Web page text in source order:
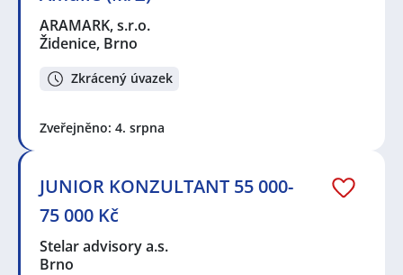
ARAMARK, s.r.o.
Židenice, Brno
Zkrácený úvazek
Zveřejněno: 4. srpna
JUNIOR KONZULTANT 55 000-
75 000 Kč
Stelar advisory a.s.
Brno